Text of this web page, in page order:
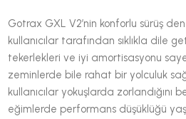
Gotrax GXL V2’nin konforlu sürüş
kullanıcılar tarafından sıklıkla dile
tekerlekleri ve iyi amortisasyonu
zeminlerde bile rahat bir yolculuk
kullanıcılar yokuşlarda zorlandığını
eğimlerde performans düşüklüğü